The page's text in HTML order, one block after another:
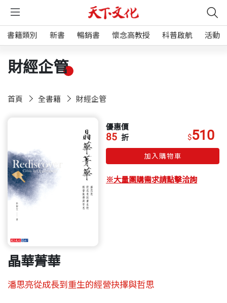
書籍類別 新書 暢銷書 懷念高教授 科普啟航 活動
財經企管
首頁 全書籍 財經企管
優惠價
85 折 $510
加入購物車
※大量團購需求請點擊洽詢
晶華菁華
潘思亮從成長到重生的經營抉擇與哲思